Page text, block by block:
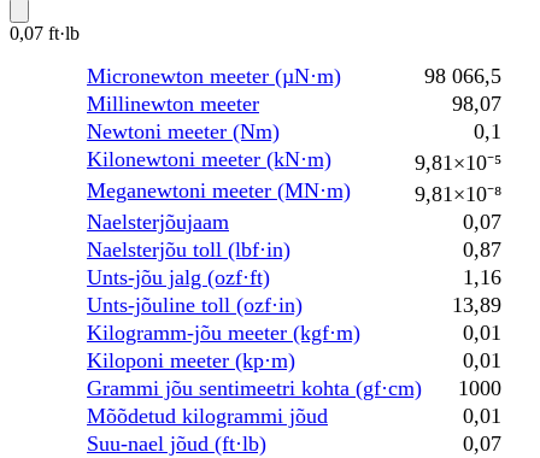
0,07 ft·lb
Micronewton meeter (µN·m)
98 066,5
Millinewton meeter
98,07
Newtoni meeter (Nm)
0,1
Kilonewtoni meeter (kN·m)
9,81×10⁻⁵
Meganewtoni meeter (MN·m)
9,81×10⁻⁸
Naelsterjõujaam
0,07
Naelsterjõu toll (lbf·in)
0,87
Unts-jõu jalg (ozf·ft)
1,16
Unts-jõuline toll (ozf·in)
13,89
Kilogramm-jõu meeter (kgf·m)
0,01
Kiloponi meeter (kp·m)
0,01
Grammi jõu sentimeetri kohta (gf·cm)
1000
Mõõdetud kilogrammi jõud
0,01
Suu-nael jõud (ft·lb)
0,07